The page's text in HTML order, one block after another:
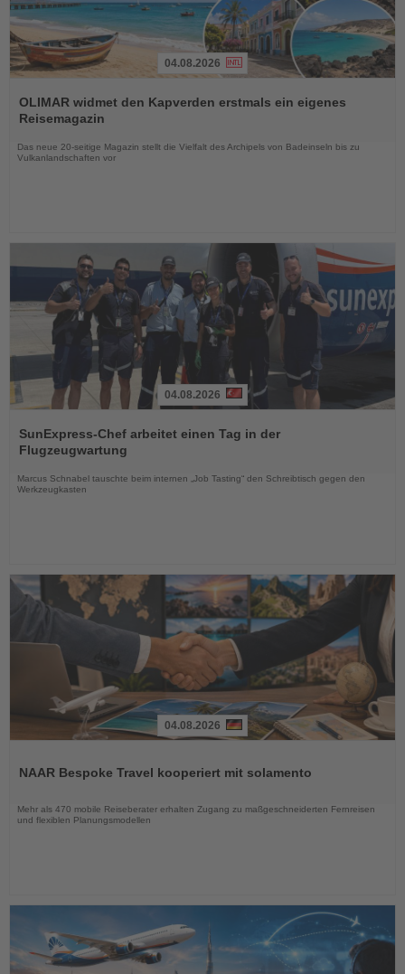
Sie
die
Nachrichten
04.08.2026
OLIMAR widmet den Kapverden erstmals ein eigenes
Reisemagazin
Das neue 20-seitige Magazin stellt die Vielfalt des Archipels von Badeinseln bis zu
Vulkanlandschaften vor
Sie
die
Nachrichten
04.08.2026
SunExpress-Chef arbeitet einen Tag in der
Flugzeugwartung
Marcus Schnabel tauschte beim internen „Job Tasting“ den Schreibtisch gegen den
Werkzeugkasten
die
04.08.2026
NAAR Bespoke Travel kooperiert mit solamento
Mehr als 470 mobile Reiseberater erhalten Zugang zu maßgeschneiderten Fernreisen
und flexiblen Planungsmodellen